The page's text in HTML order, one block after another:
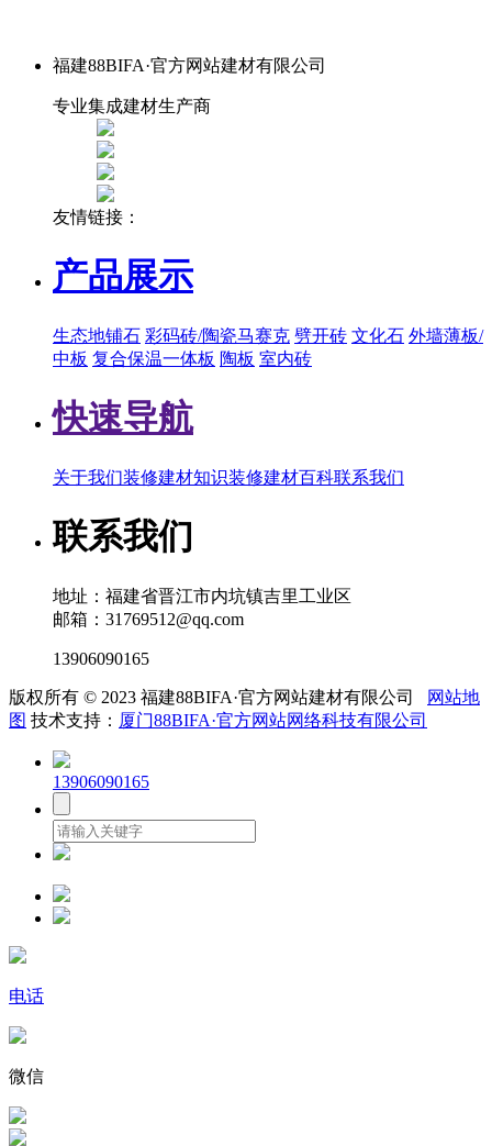
福建88BIFA·官方网站建材有限公司
专业集成建材生产商
友情链接：
产品展示
生态地铺石 彩码砖/陶瓷马赛克 劈开砖 文化石 外墙薄板/
中板 复合保温一体板 陶板 室内砖
快速导航
关于我们装修建材知识装修建材百科联系我们
联系我们
地址：福建省晋江市内坑镇吉里工业区
邮箱：31769512@qq.com
13906090165
版权所有 © 2023 福建88BIFA·官方网站建材有限公司
网站地
图 技术支持： 厦门88BIFA·官方网站网络科技有限公司
13906090165
电话
微信